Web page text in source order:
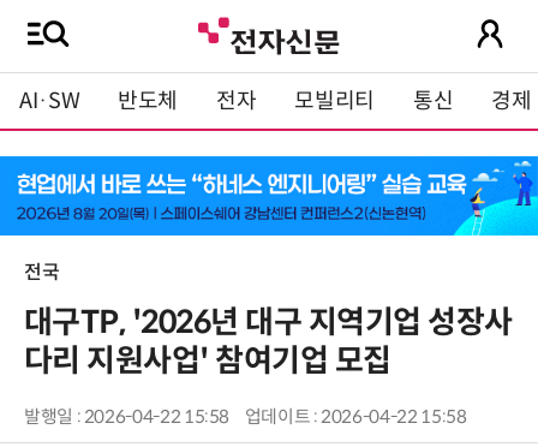
AI·SW 반도체 전자 모빌리티 통신 경제
전국
대구TP, '2026년 대구 지역기업 성장사
다리 지원사업' 참여기업 모집
발행일 : 2026-04-22 15:58 업데이트 : 2026-04-22 15:58